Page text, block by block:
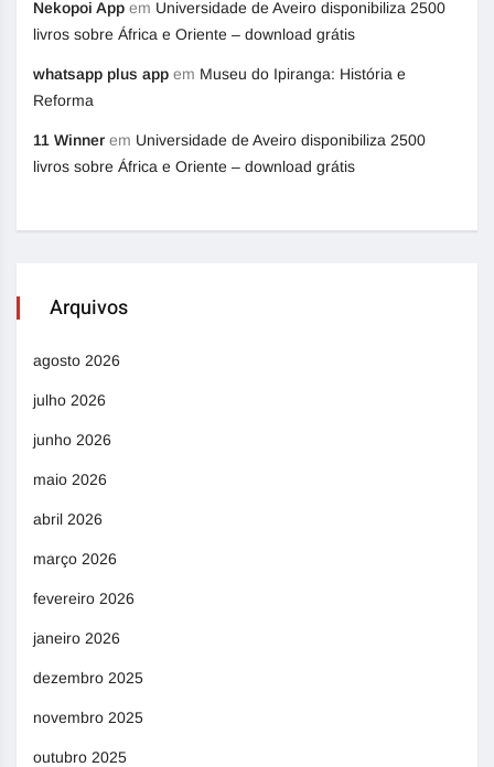
Nekopoi App em Universidade de Aveiro disponibiliza 2500
livros sobre África e Oriente – download grátis
whatsapp plus app em Museu do Ipiranga: História e
Reforma
11 Winner em Universidade de Aveiro disponibiliza 2500
livros sobre África e Oriente – download grátis
Arquivos
agosto 2026
julho 2026
junho 2026
maio 2026
abril 2026
março 2026
fevereiro 2026
janeiro 2026
dezembro 2025
novembro 2025
outubro 2025